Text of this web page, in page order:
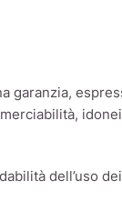
garanzia,
dell’uso